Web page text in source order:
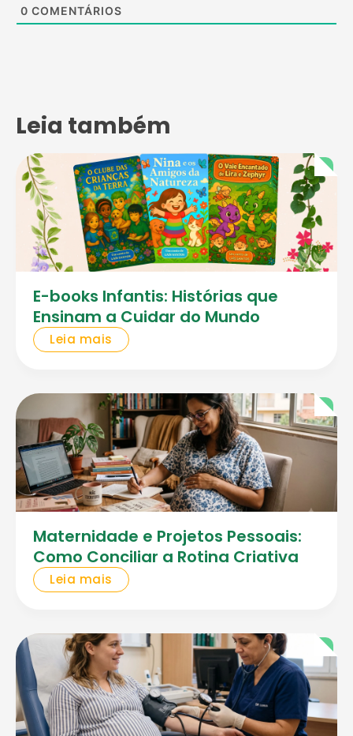
0 COMENTÁRIOS
Leia também
E-books Infantis: Histórias que
Ensinam a Cuidar do Mundo
Leia mais
Maternidade e Projetos Pessoais:
Como Conciliar a Rotina Criativa
Leia mais